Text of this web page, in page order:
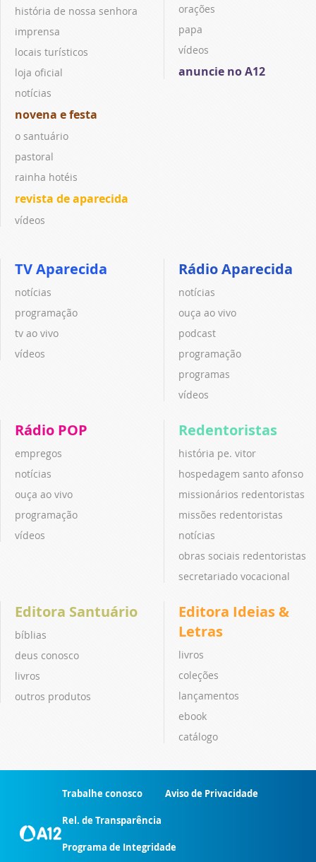
história de nossa senhora
imprensa
locais turísticos
loja oficial
notícias
novena e festa
o santuário
pastoral
rainha hotéis
revista de aparecida
vídeos
orações
papa
vídeos
anuncie no A12
TV Aparecida
notícias
programação
tv ao vivo
vídeos
Rádio Aparecida
notícias
ouça ao vivo
podcast
programação
programas
vídeos
Rádio POP
empregos
notícias
ouça ao vivo
programação
vídeos
Redentoristas
história pe. vitor
hospedagem santo afonso
missionários redentoristas
missões redentoristas
notícias
obras sociais redentoristas
secretariado vocacional
Editora Santuário
bíblias
deus conosco
livros
outros produtos
Editora Ideias &
Letras
livros
coleções
lançamentos
ebook
catálogo
Trabalhe conosco Aviso de Privacidade
Rel. de Transparência
Programa de Integridade